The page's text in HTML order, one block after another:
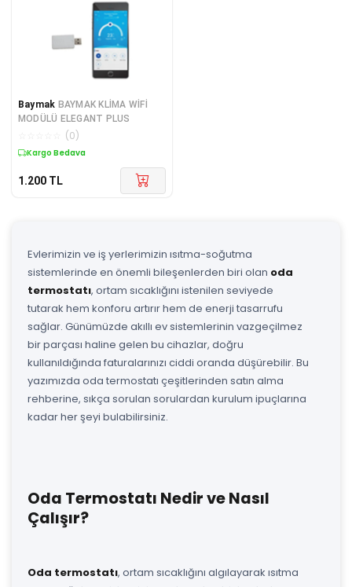
Baymak BAYMAK KLİMA WİFİ
MODÜLÜ ELEGANT PLUS
(0)
Kargo Bedava
1.200 TL
Evlerimizin ve iş yerlerimizin ısıtma-soğutma
sistemlerinde en önemli bileşenlerden biri olan oda
termostatı, ortam sıcaklığını istenilen seviyede
tutarak hem konforu artırır hem de enerji tasarrufu
sağlar. Günümüzde akıllı ev sistemlerinin vazgeçilmez
bir parçası haline gelen bu cihazlar, doğru
kullanıldığında faturalarınızı ciddi oranda düşürebilir. Bu
yazımızda oda termostatı çeşitlerinden satın alma
rehberine, sıkça sorulan sorulardan kurulum ipuçlarına
kadar her şeyi bulabilirsiniz.
Oda Termostatı Nedir ve Nasıl
Çalışır?
Oda termostatı, ortam sıcaklığını algılayarak ısıtma